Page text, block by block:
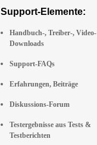
Support-Elemente:
Handbuch-, Treiber-, Video-
Downloads
Support-FAQs
Erfahrungen, Beiträge
Diskussions-Forum
Testergebnisse aus Tests &
Testberichten